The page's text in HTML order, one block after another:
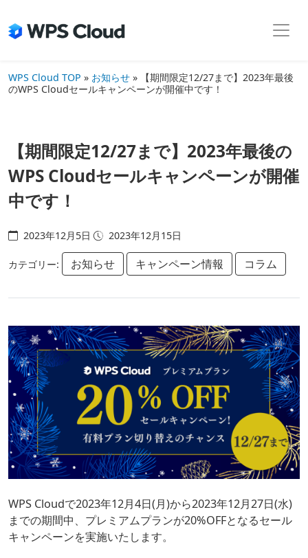
to
the
WPS Cloud TOP » お知らせ »
【期間限定12/27まで】2023年最後
のWPS Cloudセールキャンペーンが開催中です！
【期間限定12/27まで】2023年最後の
WPS Cloudセールキャンペーンが開催
中です！
2023年12月5日 2023年12月15日
カテゴリー: お知らせ キャンペーン情報 コラム
WPS Cloudで2023年12月4日(月)から2023年12月27日(水)
までの期間中、プレミアムプランが20%OFFとなるセール
キャンペーンを実施いたします。